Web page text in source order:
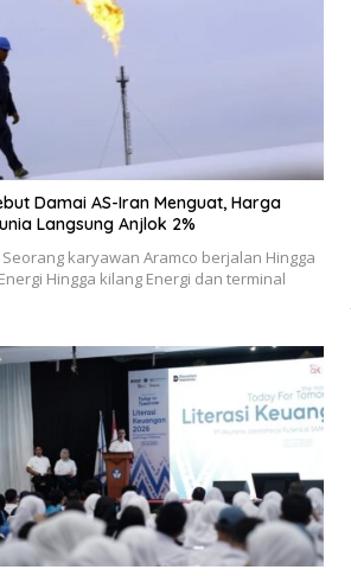
Damai AS-Iran Menguat, Harga
Langsung Anjlok 2%
karyawan Aramco berjalan Hingga
Hingga kilang Energi dan terminal